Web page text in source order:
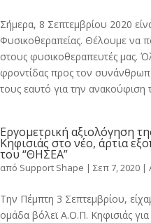
Σήμερα, 8 Σεπτεμβρίου 2020
Φυσικοθεραπείας. Θέλουμε να
στους φυσικοθεραπευτές μας.
φροντίδας προς τον
τους εαυτό για την ανακούφιση
Εργομετρική αξιολόγηση
Κηφισιάς στο νέο, άρτια
του “ΘΗΣΕΑ”
από Support Shape | Σεπ 7, 2020 |
Την Πέμπτη 3 Σεπτεμβρίου,
ομάδα βόλεϊ Α.Ο.Π. Κηφισιάς